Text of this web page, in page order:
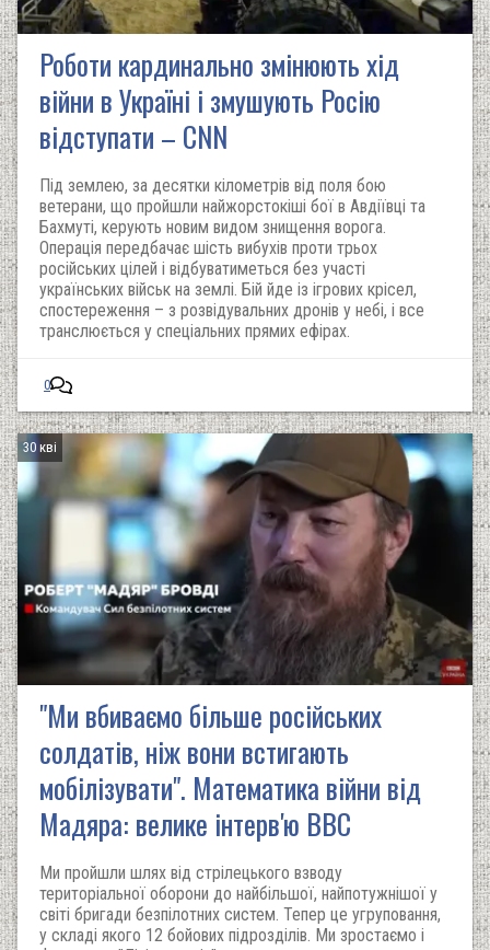
Роботи кардинально змінюють хід
війни в Україні і змушують Росію
відступати – CNN
Під землею, за десятки кілометрів від поля бою
ветерани, що пройшли найжорстокіші бої в Авдіївці та
Бахмуті, керують новим видом знищення ворога.
Операція передбачає шість вибухів проти трьох
російських цілей і відбуватиметься без участі
українських військ на землі. Бій йде із ігрових крісел,
спостереження – з розвідувальних дронів у небі, і все
транслюється у спеціальних прямих ефірах.
0
30 кві
"Ми вбиваємо більше російських
солдатів, ніж вони встигають
мобілізувати". Математика війни від
Мадяра: велике інтерв'ю ВВС
Ми пройшли шлях від стрілецького взводу
територіальної оборони до найбільшої, найпотужнішої у
світі бригади безпілотних систем. Тепер це угруповання,
у складі якого 12 бойових підрозділів. Ми зростаємо і